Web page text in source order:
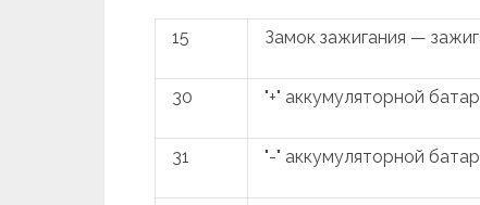
15 Замок зажигания —
30 "+" аккумуляторной
31 "-" аккумуляторной